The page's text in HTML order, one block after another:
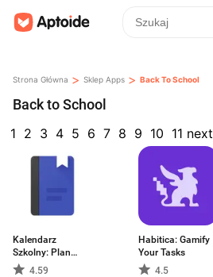
Strona Główna > Sklep Apps > Back To School
Back to School
1 2 3 4 5 6 7 8 9 10 11 next
Kalendarz
Szkolny: Plan
lekcji4.59
Habitica: Gamify
Your Tasks
4.5